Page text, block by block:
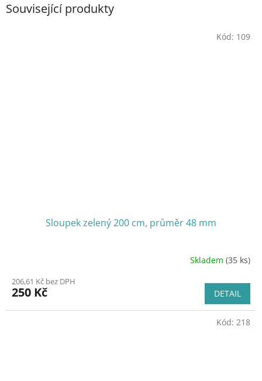
Související produkty
Sloupek zelený 200 cm, průměr 48 mm
Skladem (35 ks)
206,61 Kč bez DPH
250 Kč DETAIL
Kód: 109
Kód: 218